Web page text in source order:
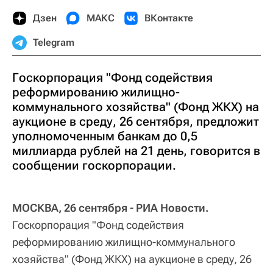
Дзен МАКС ВКонтакте
Telegram
Госкорпорация "Фонд содействия
реформированию жилищно-
коммунального хозяйства" (Фонд ЖКХ) на
аукционе в среду, 26 сентября, предложит
уполномоченным банкам до 0,5
миллиарда рублей на 21 день, говорится в
сообщении госкорпорации.
МОСКВА, 26 сентября - РИА Новости.
Госкорпорация "Фонд содействия
реформированию жилищно-коммунального
хозяйства" (Фонд ЖКХ) на аукционе в среду, 26